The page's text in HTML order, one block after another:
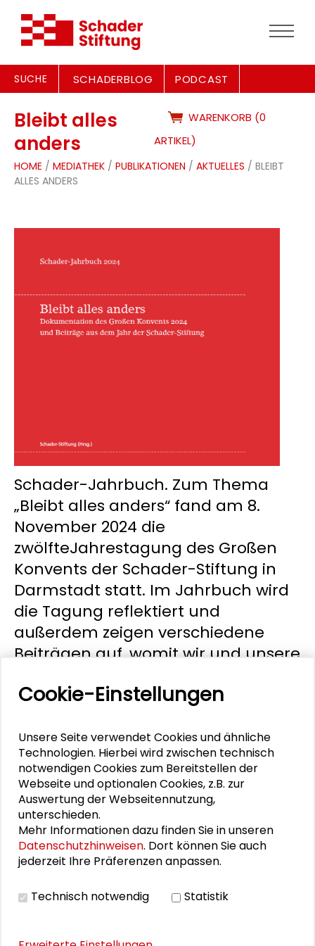
SUCHE SCHADERBLOG PODCAST
Bleibt alles
anders
WARENKORB (0
ARTIKEL)
HOME / MEDIATHEK / PUBLIKATIONEN / AKTUELLES / BLEIBT
ALLES ANDERS
Schader-Jahrbuch. Zum Thema
„Bleibt alles anders“ fand am 8.
November 2024 die
zwölfteJahrestagung des Großen
Konvents der Schader-Stiftung in
Darmstadt statt. Im Jahrbuch wird
die Tagung reflektiert und
außerdem zeigen verschiedene
Beiträgen auf, womit wir und unsere
diesem Jahr dialogisch intensiv
Zum Thema „Bleibt alles anders“ fand am 8.
November 2024 die zwölfte Jahrestagung des
Großen Konvents der Schader-Stiftung in
Darmstadt statt. Im Jahrbuch wird die Tagung
reflektiert und außerdem zeigen verschiedene
Beiträgen auf, womit wir und unsere
Kooperationspartner*innen uns in diesem Jahr
dialogisch intensiv beschäftigt haben.
Cookie-Einstellungen
Unsere Seite verwendet Cookies und ähnliche
Technologien. Hierbei wird zwischen technisch
notwendigen Cookies zum Bereitstellen der
Webseite und optionalen Cookies, z.B. zur
Auswertung der Webseitennutzung,
unterschieden.
Mehr Informationen dazu finden Sie in unseren
Datenschutzhinweisen. Dort können Sie auch
jederzeit Ihre Präferenzen anpassen.
Technisch notwendig Statistik